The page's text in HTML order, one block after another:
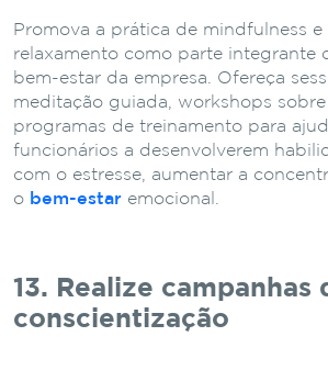
Promova a prática de mindfulness e
relaxamento como parte integrante
bem-estar da empresa. Ofereça
meditação guiada, workshops
programas de treinamento para
funcionários a desenvolverem
com o estresse, aumentar a
o bem-estar emocional.
13. Realize campanhas
conscientização